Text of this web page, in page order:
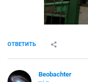
ОТВЕТИТЬ
Beobachter